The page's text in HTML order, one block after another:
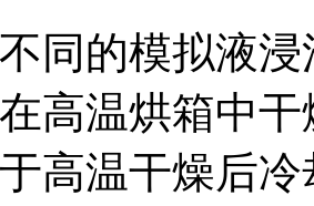
同的模拟液
高温烘箱中
于高温干燥后